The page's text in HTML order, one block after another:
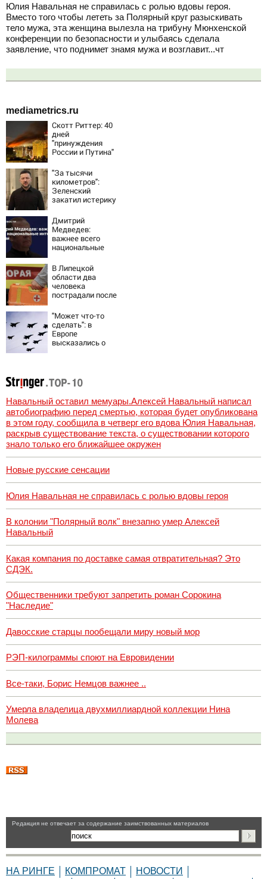
Юлия Навальная не справилась с ролью вдовы героя.
Вместо того чтобы лететь за Полярный круг разыскивать
тело мужа, эта женщина вылезла на трибуну Мюнхенской
конференции по безопасности и улыбаясь сделала
заявление, что поднимет знамя мужа и возглавит...чт
mediametrics.ru
Скотт Риттер: 40
дней
"принуждения
России и Путина"
крах режима
Зеленского
"За тысячи
километров":
Зеленский
закатил истерику
ночного удара
Дмитрий
Медведев:
важнее всего
национальные
В Липецкой
области два
человека
пострадали после
"Может что-то
сделать": в
Европе
высказались о
Навальный оставил мемуары.Алексей Навальный написал
автобиографию перед смертью, которая будет опубликована
в этом году, сообщила в четверг его вдова Юлия Навальная,
раскрыв существование текста, о существовании которого
знало только его ближайшее окружен
Новые русские сенсации
Юлия Навальная не справилась с ролью вдовы героя
В колонии "Полярный волк" внезапно умер Алексей
Навальный
Какая компания по доставке самая отвратительная? Это
СДЭК.
Общественники требуют запретить роман Сорокина
"Наследие"
Давосские старцы пообещали миру новый мор
РЭП-килограммы споют на Евровидении
Все-таки, Борис Немцов важнее ..
Умерла владелица двухмиллиардной коллекции Нина
Молева
Pедакция не отвечает за содержание заимствованных материалов
НА РИНГЕ КОМПРОМАТ
НОВОСТИ